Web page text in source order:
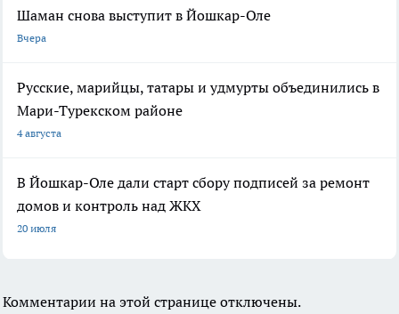
Шаман снова выступит в Йошкар-Оле
Вчера
Русские, марийцы, татары и удмурты объединились в
Мари-Турекском районе
4 августа
В Йошкар-Оле дали старт сбору подписей за ремонт
домов и контроль над ЖКХ
20 июля
Комментарии на этой странице отключены.